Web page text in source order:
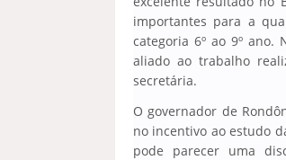
importantes para a
categoria 6º ao 9º
aliado ao trabalho
secretária.
O governador de
no incentivo ao estudo
pode parecer uma